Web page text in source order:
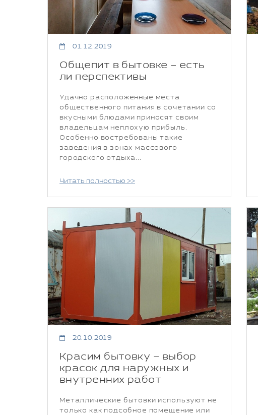
01.12.2019
Общепит в бытовке – есть
ли перспективы
Удачно расположенные места
общественного питания в сочетании со
вкусными блюдами приносят своим
владельцам неплохую прибыль.
Особенно востребованы такие
заведения в зонах массового
городского отдыха...
Читать полностью >>
20.10.2019
Красим бытовку – выбор
красок для наружных и
внутренних работ
Металлические бытовки используют не
только как подсобное помещение или